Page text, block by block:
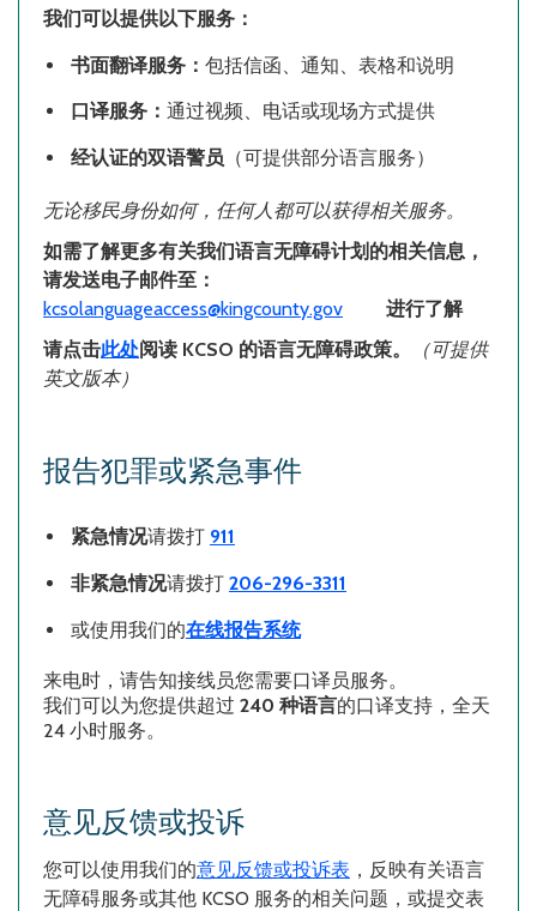
我们可以提供以下服务：
书面翻译服务： 包括信函、通知、表格和说明
口译服务： 通过视频、电话或现场方式提供
经认证的双语警员 （可提供部分语言服务）
无论移民身份如何，任何人都可以获得相关服务。
如需了解更多有关我们语言无障碍计划的相关信息，
请发送电子邮件至：
kcsolanguageaccess@kingcounty.gov
进行了解
请点击此处阅读 KCSO 的语言无障碍政策。
（可提供
英文版本）
报告犯罪或紧急事件
紧急情况请拨打 911
非紧急情况请拨打 206-296-3311
或使用我们的在线报告系统
来电时，请告知接线员您需要口译员服务。
我们可以为您提供超过 240 种语言的口译支持，全天
24 小时服务。
意见反馈或投诉
您可以使用我们的意见反馈或投诉表 ，反映有关语言
无障碍服务或其他 KCSO 服务的相关问题，或提交表